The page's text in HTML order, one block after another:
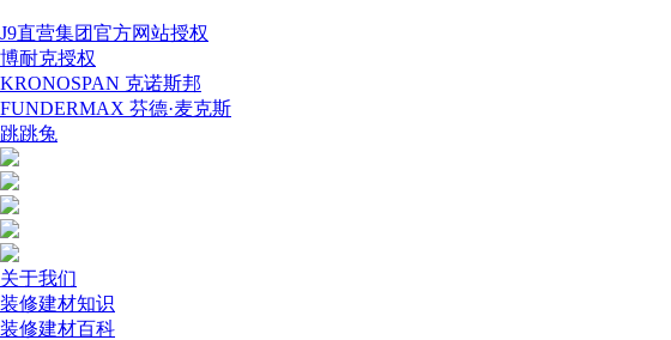
J9直营集团官方网站授权
博耐克授权
KRONOSPAN 克诺斯邦
FUNDERMAX 芬德·麦克斯
跳跳兔
关于我们
装修建材知识
装修建材百科